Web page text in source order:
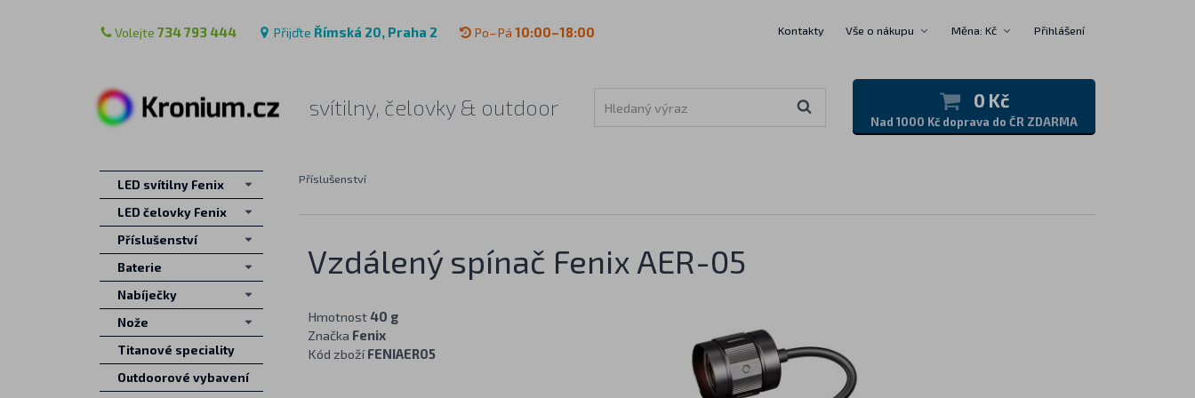
Volejte 734 793 444 Přijďte Římská 20, Praha 2 Po–Pá 10:00–18:00 Kontakty Vše o nákupu Měna: Kč Přihlášení
svítilny, čelovky & outdoor 0 Kč
Nad 1000 Kč doprava do ČR ZDARMA
Příslušenství
Vzdálený spínač Fenix AER-05
Hmotnost40 g
Značka Fenix
Kód zbožíFENIAER05
LED svítilny Fenix
LED čelovky Fenix
Příslušenství
Baterie
Nabíječky
Nože
Titanové speciality
Outdoorové vybavení